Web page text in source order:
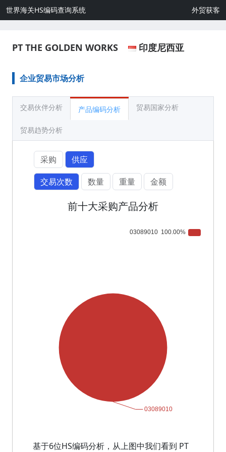
世界海关HS编码查询系统 外贸获客
PT THE GOLDEN WORKS 印度尼西亚
企业贸易市场分析
交易伙伴分析 产品编码分析 贸易国家分析
贸易趋势分析
采购
供应
交易次数
数量 重量 金额
前十大采购产品分析
基于6位HS编码分析，从上图中我们看到 PT